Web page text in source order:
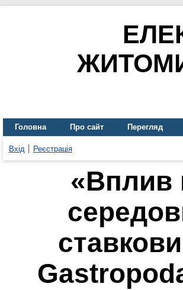
Головна Про сайт Перегляд
Вхід Реєстрація
«Вплив